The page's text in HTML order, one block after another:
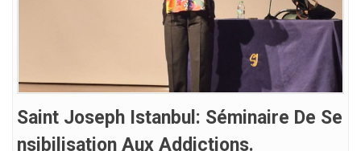
Saint Joseph Istanbul: Séminaire De Se
Nsibilisation Aux Addictions.